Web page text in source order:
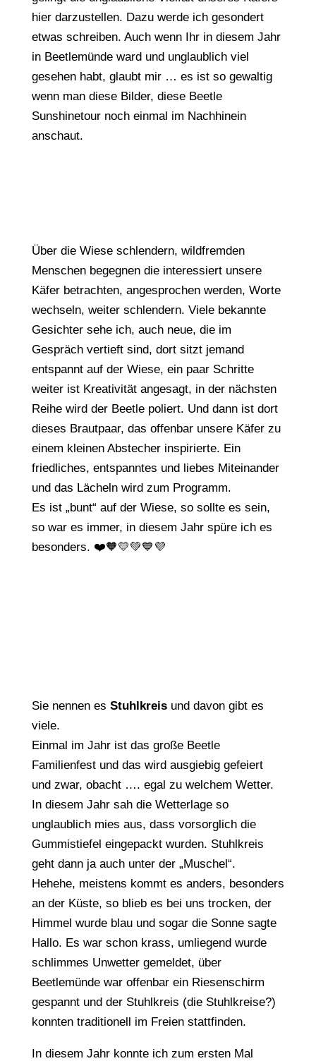
hier darzustellen. Dazu werde ich gesondert
etwas schreiben. Auch wenn Ihr in diesem Jahr
in Beetlemünde ward und unglaublich viel
gesehen habt, glaubt mir … es ist so gewaltig
wenn man diese Bilder, diese Beetle
Sunshinetour noch einmal im Nachhinein
anschaut.
Über die Wiese schlendern, wildfremden
Menschen begegnen die interessiert unsere
Käfer betrachten, angesprochen werden, Worte
wechseln, weiter schlendern. Viele bekannte
Gesichter sehe ich, auch neue, die im
Gespräch vertieft sind, dort sitzt jemand
entspannt auf der Wiese, ein paar Schritte
weiter ist Kreativität angesagt, in der nächsten
Reihe wird der Beetle poliert. Und dann ist dort
dieses Brautpaar, das offenbar unsere Käfer zu
einem kleinen Abstecher inspirierte. Ein
friedliches, entspanntes und liebes Miteinander
und das Lächeln wird zum Programm.
Es ist „bunt“ auf der Wiese, so sollte es sein,
so war es immer, in diesem Jahr spüre ich es
besonders. ❤️🧡💛💚💙💜
Sie nennen es Stuhlkreisund davon gibt es
viele.
Einmal im Jahr ist das große Beetle
Familienfest und das wird ausgiebig gefeiert
und zwar, obacht …. egal zu welchem Wetter.
In diesem Jahr sah die Wetterlage so
unglaublich mies aus, dass vorsorglich die
Gummistiefel eingepackt wurden. Stuhlkreis
geht dann ja auch unter der „Muschel“.
Hehehe, meistens kommt es anders, besonders
an der Küste, so blieb es bei uns trocken, der
Himmel wurde blau und sogar die Sonne sagte
Hallo. Es war schon krass, umliegend wurde
schlimmes Unwetter gemeldet, über
Beetlemünde war offenbar ein Riesenschirm
gespannt und der Stuhlkreis (die Stuhlkreise?)
konnten traditionell im Freien stattfinden.
In diesem Jahr konnte ich zum ersten Mal